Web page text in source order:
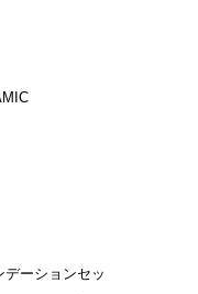
ーションセッ